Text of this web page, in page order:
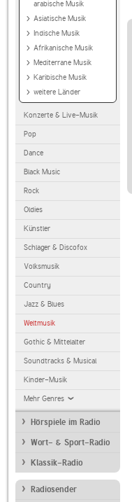
arabische Musik
Asiatische Musik
Indische Musik
Afrikanische Musik
Mediterrane Musik
Karibische Musik
weitere Länder
Konzerte & Live-Musik
Pop
Dance
Black Music
Rock
Oldies
Künstler
Schlager & Discofox
Volksmusik
Country
Jazz & Blues
Weltmusik
Gothic & Mittelalter
Soundtracks & Musical
Kinder-Musik
Mehr Genres
Hörspiele im Radio
Wort- & Sport-Radio
Klassik-Radio
Radiosender